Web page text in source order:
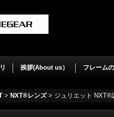
挨拶(About us） フレーム
> NXT®レンズ > ジュリエット